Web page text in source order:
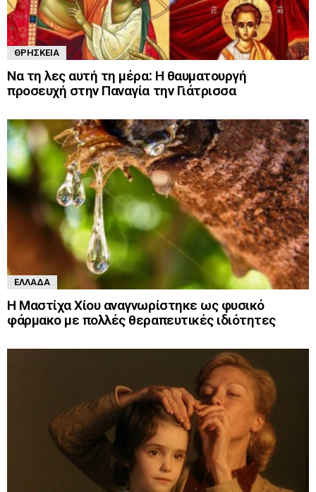
ΘΡΗΣΚΕΊΑ
Να τη λες αυτή τη μέρα: Η θαυματουργή
προσευχή στην Παναγία την Γιάτρισσα
ΕΛΛΆΔΑ
Η Μαστίχα Χίου αναγνωρίστηκε ως φυσικό
φάρμακο με πολλές θεραπευτικές ιδιότητες